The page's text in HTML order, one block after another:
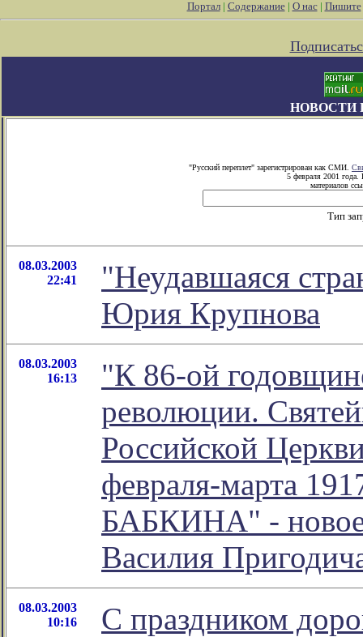
Портал| Содержание| О нас| Пишите
НОВОСТИ
"Русский переплет" зарегистрирован как СМИ.
5 февраля 2001 года.
материалов
Тип
08.03.2003
22:41
"Неудавшаяся
Юрия Крупнова
08.03.2003
16:13
"К 86-ой
революции.
Российской
февраля-марта
БАБКИНА" - новое
Василия
08.03.2003
10:16
С праздником